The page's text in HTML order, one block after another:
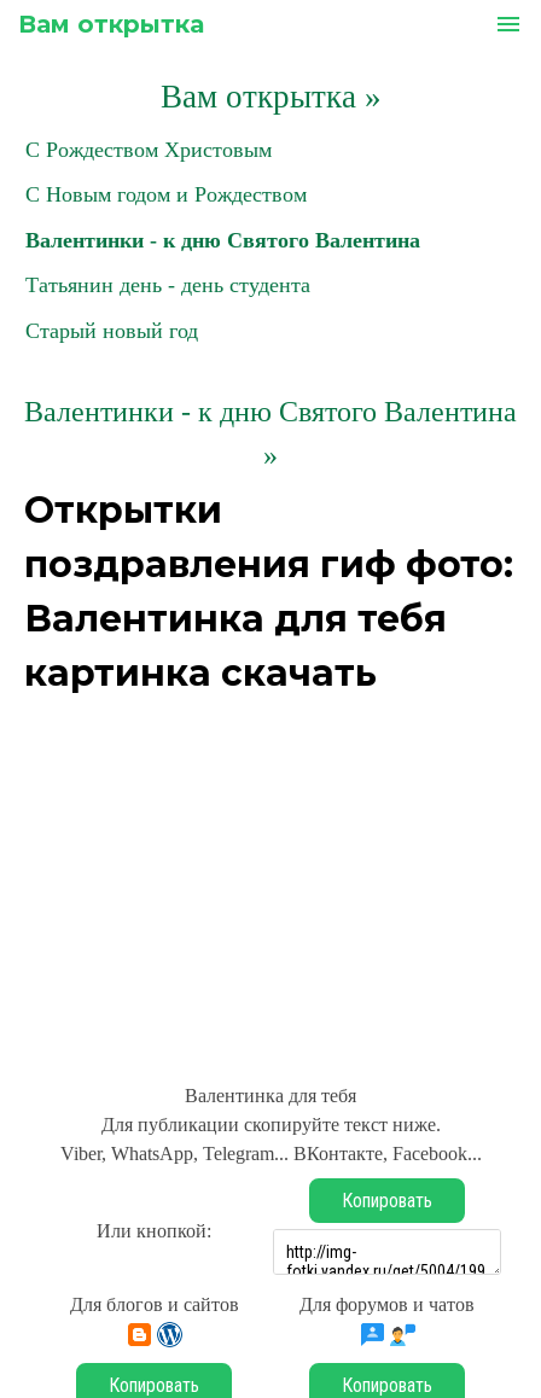
Вам открытка menu
Вам открытка»
С Рождеством Христовым
С Новым годом и Рождеством
Валентинки - к дню Святого Валентина
Татьянин день - день студента
Старый новый год
Валентинки - к дню Святого Валентина
»
Открытки
поздравления гиф фото:
Валентинка для тебя
картинка скачать
Валентинка для тебя
Для публикации скопируйте текст ниже.
Viber, WhatsApp, Telegram... ВКонтакте, Facebook...
Или кнопкой:
Копировать
Для блогов и сайтов Для форумов и чатов
Копировать Копировать